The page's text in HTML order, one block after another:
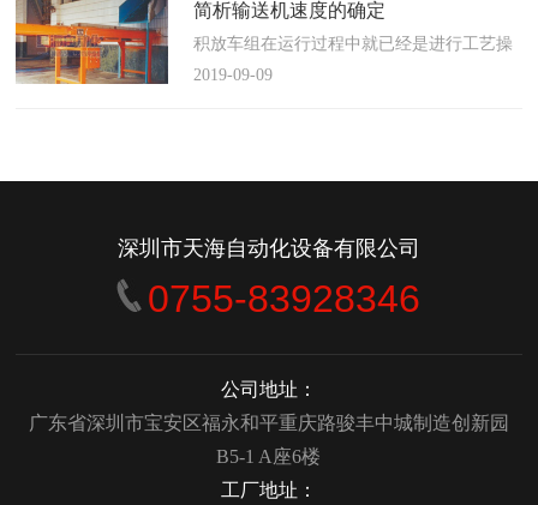
合了不同的方法、技术和操作方式，而这最
终将影响一个制造商进行有效竞争的能力。
简析输送机速度的确定
积放车组在运行过程中就已经是进行工艺操
作的区段，运行速度是由积放小车组的运行
2019-09-09
深圳市天海自动化设备有限公司
0755-83928346
公司地址：
广东省深圳市宝安区福永和平重庆路骏丰中城制造创新园
B5-1 A座6楼
工厂地址：